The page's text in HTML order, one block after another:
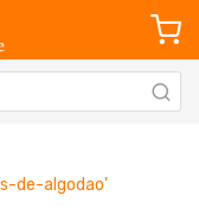
de-algodao'